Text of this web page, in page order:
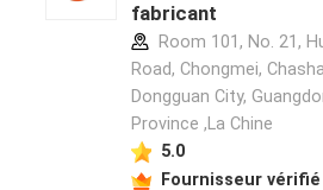
fabricant
Room 101, No. 21,
Road, Chongmei,
Dongguan City,
Province ,La Chine
5.0
Fournisseur vérifié